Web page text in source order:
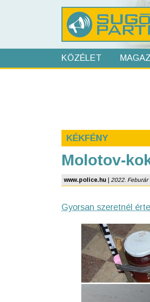
KÖZÉLET
KÉKFÉNY
Molotov-
www.police.hu 2022. Feburár
Gyorsan szeretnél